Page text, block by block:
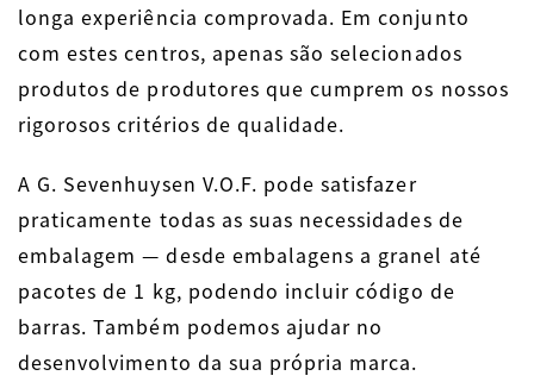
longa experiência comprovada. Em conjunto
com estes centros, apenas são selecionados
produtos de produtores que cumprem os nossos
rigorosos critérios de qualidade.
A G. Sevenhuysen V.O.F. pode satisfazer
praticamente todas as suas necessidades de
embalagem — desde embalagens a granel até
pacotes de 1 kg, podendo incluir código de
barras. Também podemos ajudar no
desenvolvimento da sua própria marca.